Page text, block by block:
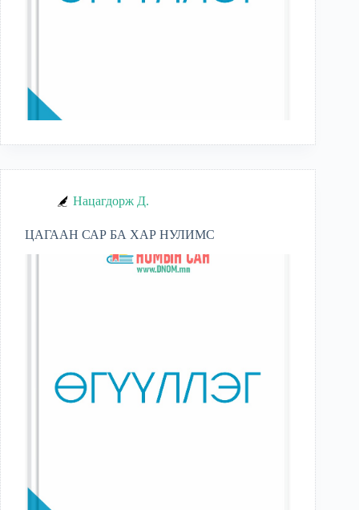
Нацагдорж Д.
ЦАГААН САР БА ХАР НУЛИМС